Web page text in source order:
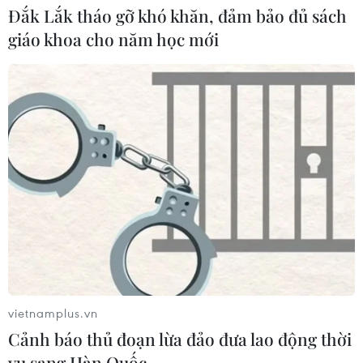
CƠ QUAN CHỦ QUẢN: THÔNG TẤN XÃ VIỆT NAM
Tổng Biên tập: TRẦN TIẾN DUẨN
Phó Tổng Biên tập: NGUYỄN THỊ TÁM, KHÚC THANH
THỦY
Sở hữu trí tuệ
Quy định sử dụng
Hỗ trợ
TTXVN
Quảng cáo
Liên hệ
Đắk Lắk tháo gỡ khó khăn, đảm bảo đủ sách
giáo khoa cho năm học mới
vietnamplus.vn
Cảnh báo thủ đoạn lừa đảo đưa lao động thời